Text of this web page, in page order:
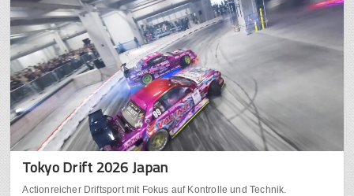
Tokyo Drift 2026 Japan
Actionreicher Driftsport mit Fokus auf Kontrolle und Technik.